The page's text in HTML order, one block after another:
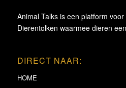
Animal Talks is een platform
Dierentolken waarmee dieren
DIRECT NAAR:
HOME